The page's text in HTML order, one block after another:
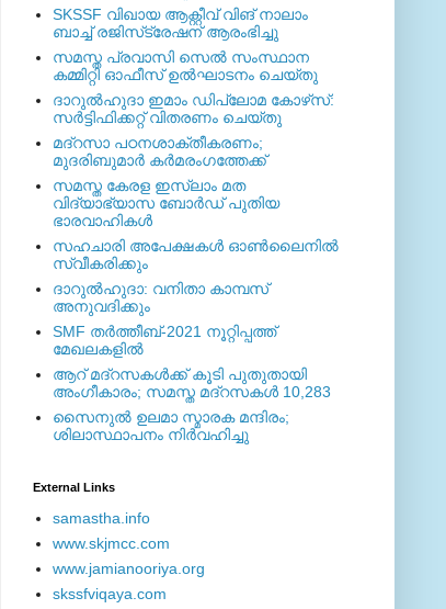
SKSSF വിഖായ ആക്റ്റീവ് വിങ് നാലാം
ബാച്ച് രജിസ്‌ട്രേഷന് ആരംഭിച്ചു
സമസ്ത പ്രവാസി സെല്‍ സംസ്ഥാന
കമ്മിറ്റി ഓഫീസ് ഉല്‍ഘാടനം ചെയ്തു
ദാറുല്‍ഹുദാ ഇമാം ഡിപ്ലോമ കോഴ്‌സ്:
സര്‍ട്ടിഫിക്കറ്റ് വിതരണം ചെയ്തു
മദ്‌റസാ പഠനശാക്തീകരണം;
മുദരിബുമാര്‍ കര്‍മരംഗത്തേക്ക്
സമസ്ത കേരള ഇസ്ലാം മത
വിദ്യാഭ്യാസ ബോര്‍ഡ് പുതിയ
ഭാരവാഹികള്‍
സഹചാരി അപേക്ഷകൾ ഓൺലൈനിൽ
സ്വീകരിക്കും
ദാറുല്‍ഹുദാ: വനിതാ കാമ്പസ്
അനുവദിക്കും
SMF തര്‍ത്തീബ്-2021 നൂറ്റിപ്പത്ത്
മേഖലകളില്‍
ആറ് മദ്റസകള്‍ക്ക് കൂടി പുതുതായി
അംഗീകാരം; സമസ്ത മദ്റസകള്‍ 10,283
സൈനുല്‍ ഉലമാ സ്മാരക മന്ദിരം;
ശിലാസ്ഥാപനം നിര്‍വഹിച്ചു
External ‎Links
samastha.info
www.skjmcc.com
www.jamianooriya.org
skssfviqaya.com